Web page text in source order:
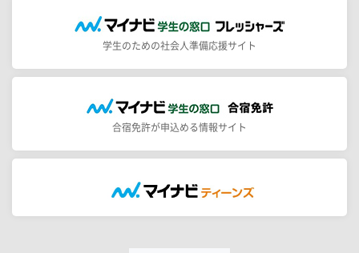
学生のための社会人準備応援サイト
合宿免許が申込める情報サイト